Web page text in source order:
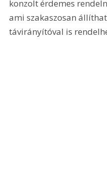
konzolt érdemes
ami szakaszosan
távirányítóval is